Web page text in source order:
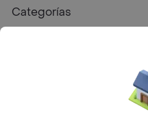
Categorías